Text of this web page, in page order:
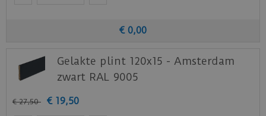
€ 0,00
Gelakte plint 120x15 - Amsterdam
zwart RAL 9005
€ 27,50 € 19,50